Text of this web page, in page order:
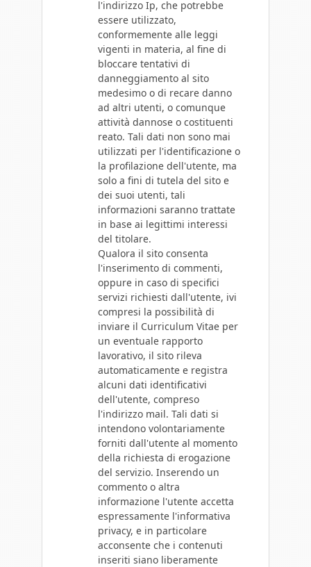
l'indirizzo Ip, che potrebbe
essere utilizzato,
conformemente alle leggi
vigenti in materia, al fine di
bloccare tentativi di
danneggiamento al sito
medesimo o di recare danno
ad altri utenti, o comunque
attività dannose o costituenti
reato. Tali dati non sono mai
utilizzati per l'identificazione o
la profilazione dell'utente, ma
solo a fini di tutela del sito e
dei suoi utenti, tali
informazioni saranno trattate
in base ai legittimi interessi
del titolare.
Qualora il sito consenta
l'inserimento di commenti,
oppure in caso di specifici
servizi richiesti dall'utente, ivi
compresi la possibilità di
inviare il Curriculum Vitae per
un eventuale rapporto
lavorativo, il sito rileva
automaticamente e registra
alcuni dati identificativi
dell'utente, compreso
l'indirizzo mail. Tali dati si
intendono volontariamente
forniti dall'utente al momento
della richiesta di erogazione
del servizio. Inserendo un
commento o altra
informazione l'utente accetta
espressamente l'informativa
privacy, e in particolare
acconsente che i contenuti
inseriti siano liberamente